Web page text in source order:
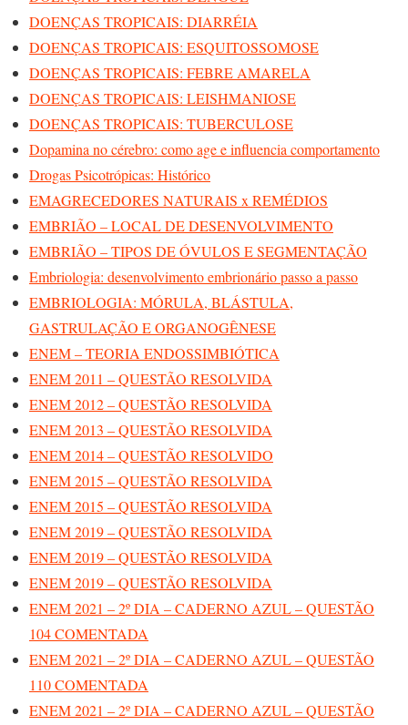
DOENÇAS TROPICAIS: DIARRÉIA
DOENÇAS TROPICAIS: ESQUITOSSOMOSE
DOENÇAS TROPICAIS: FEBRE AMARELA
DOENÇAS TROPICAIS: LEISHMANIOSE
DOENÇAS TROPICAIS: TUBERCULOSE
Dopamina no cérebro: como age e influencia comportamento
Drogas Psicotrópicas: Histórico
EMAGRECEDORES NATURAIS x REMÉDIOS
EMBRIÃO – LOCAL DE DESENVOLVIMENTO
EMBRIÃO – TIPOS DE ÓVULOS E SEGMENTAÇÃO
Embriologia: desenvolvimento embrionário passo a passo
EMBRIOLOGIA: MÓRULA, BLÁSTULA,
GASTRULAÇÃO E ORGANOGÊNESE
ENEM – TEORIA ENDOSSIMBIÓTICA
ENEM 2011 – QUESTÃO RESOLVIDA
ENEM 2012 – QUESTÃO RESOLVIDA
ENEM 2013 – QUESTÃO RESOLVIDA
ENEM 2014 – QUESTÃO RESOLVIDO
ENEM 2015 – QUESTÃO RESOLVIDA
ENEM 2015 – QUESTÃO RESOLVIDA
ENEM 2019 – QUESTÃO RESOLVIDA
ENEM 2019 – QUESTÃO RESOLVIDA
ENEM 2019 – QUESTÃO RESOLVIDA
ENEM 2021 – 2º DIA – CADERNO AZUL – QUESTÃO
104 COMENTADA
ENEM 2021 – 2º DIA – CADERNO AZUL – QUESTÃO
110 COMENTADA
ENEM 2021 – 2º DIA – CADERNO AZUL – QUESTÃO